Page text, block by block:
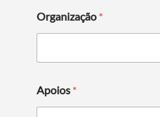
Organização *
Apoios *